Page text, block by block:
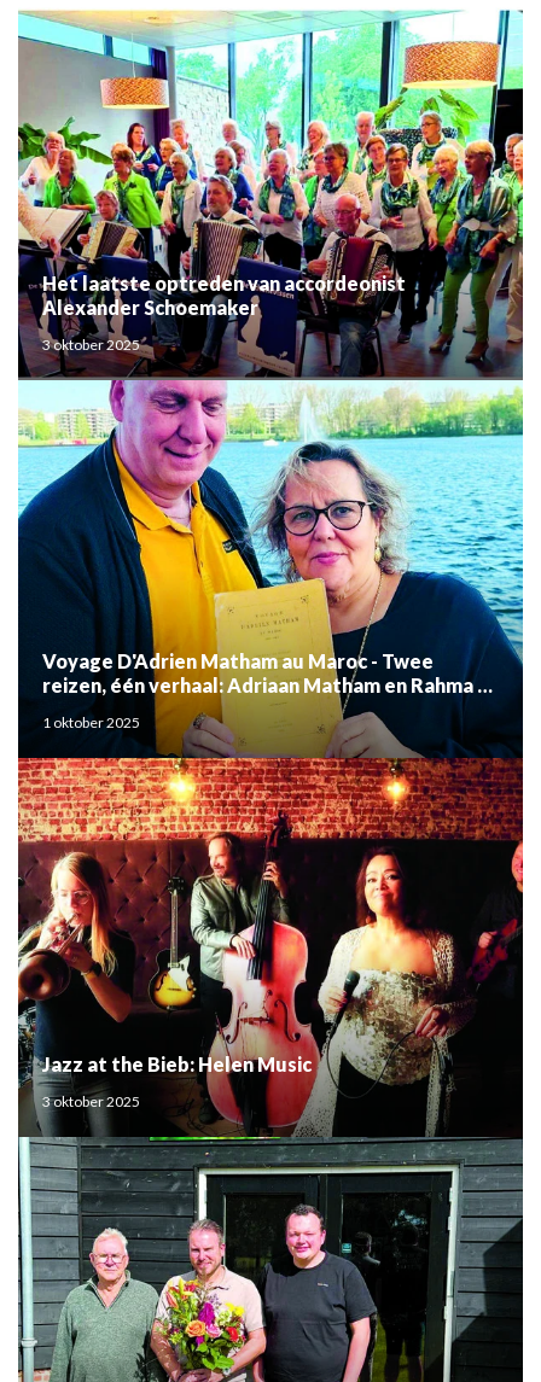
Het laatste optreden van accordeonist
Alexander Schoemaker
3 oktober 2025
Voyage D'Adrien Matham au Maroc - Twee
reizen, één verhaal: Adriaan Matham en Rahma el
Mouden
1 oktober 2025
Jazz at the Bieb: Helen Music
3 oktober 2025